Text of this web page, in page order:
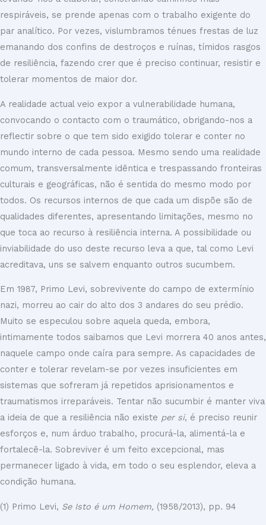
respiráveis, se prende apenas com o trabalho exigente do
par analítico. Por vezes, vislumbramos ténues frestas de luz
emanando dos confins de destroços e ruínas, tímidos rasgos
de resiliência, fazendo crer que é preciso continuar, resistir e
tolerar momentos de maior dor.
A realidade actual veio expor a vulnerabilidade humana,
convocando o contacto com o traumático, obrigando-nos a
reflectir sobre o que tem sido exigido tolerar e conter no
mundo interno de cada pessoa. Mesmo sendo uma realidade
comum, transversalmente idêntica e trespassando fronteiras
culturais e geográficas, não é sentida do mesmo modo por
todos. Os recursos internos de que cada um dispõe são de
qualidades diferentes, apresentando limitações, mesmo no
que toca ao recurso à resiliência interna. A possibilidade ou
inviabilidade do uso deste recurso leva a que, tal como Levi
acreditava, uns se salvem enquanto outros sucumbem.
Em 1987, Primo Levi, sobrevivente do campo de extermínio
nazi, morreu ao cair do alto dos 3 andares do seu prédio.
Muito se especulou sobre aquela queda, embora,
intimamente todos saibamos que Levi morrera 40 anos antes,
naquele campo onde caíra para sempre. As capacidades de
conter e tolerar revelam-se por vezes insuficientes em
sistemas que sofreram já repetidos aprisionamentos e
traumatismos irreparáveis. Tentar não sucumbir é manter viva
a ideia de que a resiliência não existe per si, é preciso reunir
esforços e, num árduo trabalho, procurá-la, alimentá-la e
fortalecê-la. Sobreviver é um feito excepcional, mas
permanecer ligado à vida, em todo o seu esplendor, eleva a
condição humana.
(1) Primo Levi, Se Isto é um Homem, (1958/2013), pp. 94